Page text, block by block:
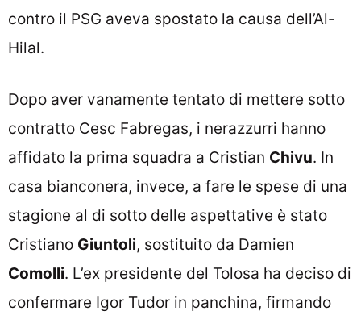
contro il PSG aveva spostato la causa dell’Al-
Hilal.
Dopo aver vanamente tentato di mettere sotto
contratto Cesc Fabregas, i nerazzurri hanno
affidato la prima squadra a Cristian Chivu. In
casa bianconera, invece, a fare le spese di una
stagione al di sotto delle aspettative è stato
Cristiano Giuntoli, sostituito da Damien
Comolli. L’ex presidente del Tolosa ha deciso di
confermare Igor Tudor in panchina, firmando